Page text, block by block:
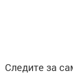
Следите за